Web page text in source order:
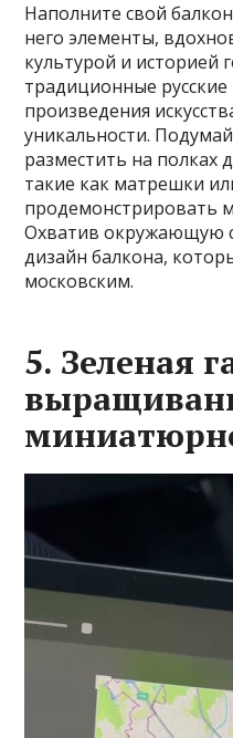
Наполните свой
него элементы,
культурой и историей
традиционные
произведения
уникальности.
разместить на полках
такие как матрешки
продемонстрировать
Охватив окружающую
дизайн балкона,
московским.
5. Зеленая